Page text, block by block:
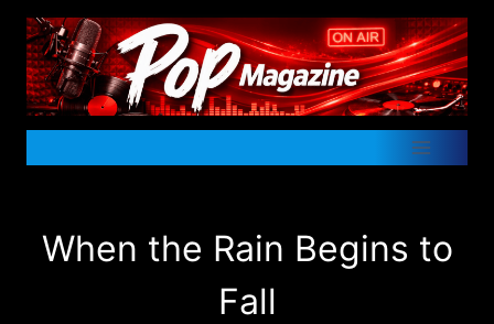
Doorgaan
naar
inhoud
When the Rain Begins to
Fall